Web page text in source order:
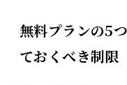
無料プランの5
ておくべき制限